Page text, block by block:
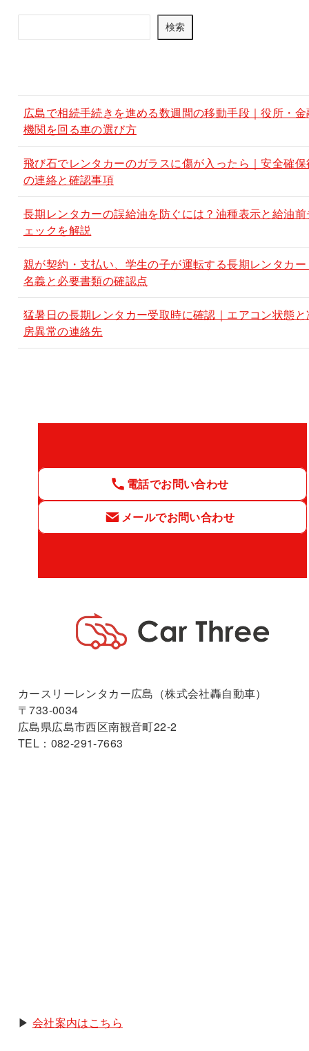
索
検索
広島で相続手続きを進める数週間の移動手段｜役所・金
機関を回る車の選び方
飛び石でレンタカーのガラスに傷が入ったら｜安全確保
の連絡と確認事項
長期レンタカーの誤給油を防ぐには？油種表示と給油前
ェックを解説
親が契約・支払い、学生の子が運転する長期レンタカー
名義と必要書類の確認点
猛暑日の長期レンタカー受取時に確認｜エアコン状態と
房異常の連絡先
電話でお問い合わせ
メールでお問い合わせ
カースリーレンタカー広島（株式会社轟自動車）
〒733-0034
広島県広島市西区南観音町22-2
TEL：082-291-7663
▶︎ 会社案内はこちら